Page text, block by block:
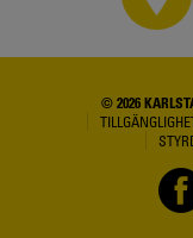
© 2026